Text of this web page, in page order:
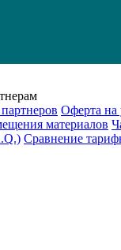
Оферта на
материалов
Cравнение